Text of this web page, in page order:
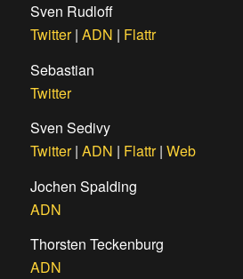
Sven Rudloff
Twitter| ADN | Flattr
Sebastian
Twitter
Sven Sedivy
Twitter| ADN | Flattr| Web
Jochen Spalding
ADN
Thorsten Teckenburg
ADN